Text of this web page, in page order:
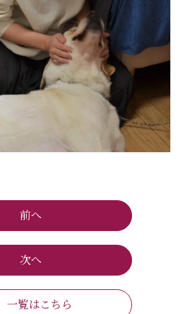
前へ
一覧はこちら
次へ